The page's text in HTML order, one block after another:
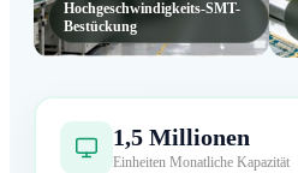
Hochgeschwindigkeits-SMT-
Bestückung
1,5 Millionen
Einheiten Monatliche Kapazität